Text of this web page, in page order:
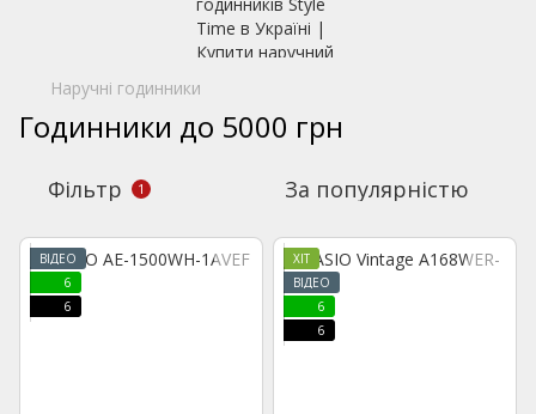
Наручні годинники
Годинники до 5000 грн
Фільтр 1 За популярністю
ВІДЕО
6
6
ХІТ
ВІДЕО
6
6